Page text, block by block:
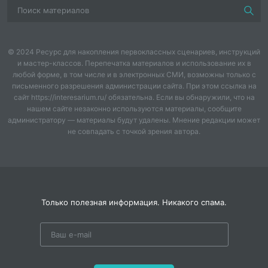
· Коммуникативные: Развитие навыков работы в
· Регулятивные: Умение распределять роли в
команде, работать в условиях ограниченного
времени и оценивать результаты.
3. Актуализация знаний и контроль в нестандартной
форме: Четыре тематических раунда («Ошибка на
иллюстрации», «Верю — не верю», «Что лишнее?»,
«Кто или что?») комплексно проверяют знание
полностью готовый пакет материалов: подробный
визуального сопровождения и ключи с верными
ответами и историческими справками, что
© 2024 Ресурс для накопления первоклассных сценариев, инструкций
и мастер-классов. Перепечатка материалов и использование их в
любой форме, в том числе и в электронных СМИ, возможны только с
письменного разрешения администрации сайта. При этом ссылка на
сайт https://interesarium.ru/ обязательна. Если вы обнаружили, что на
нашем сайте незаконно используются материалы, сообщите
администратору — материалы будут удалены. Мнение редакции может
не совпадать с точкой зрения автора.
Только полезная информация. Никакого спама.